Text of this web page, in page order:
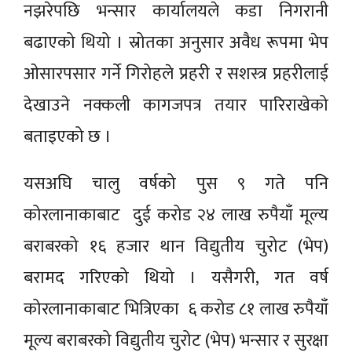
नझरेपछि भन्सार कार्यालयले कडा निगरानी
बढाएको थियो । स्रोतका अनुसार अवैध रूपमा भेप
ओसारपसार गर्ने गिरोहले प्रहरी र सशस्त्र प्रहरीलाई
देखाउने नक्कली कागजपत्र तयार पारिराखेको
बताइएको छ ।
यसअघि चालु वर्षको पुस ९ गते पनि
कोरलानाकाबाट दुई करोड २४ लाख रुपैयाँ मूल्य
बराबरको १६ हजार थान विद्युतीय चुरोट (भेप)
बरामद गरिएको थियो । यसैगरी, गत वर्ष
कोरलानाकाबाट भित्रिएका ६ करोड ८१ लाख रुपैयाँ
मूल्य बराबरको विद्युतीय चुरोट (भेप) भन्सार र सुरक्षा